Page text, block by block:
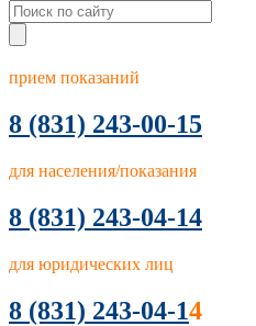
прием показаний
8 (831) 243-00-15
для населения/показания
8 (831) 243-04-14
для юридических лиц
8 (831) 243-04-14